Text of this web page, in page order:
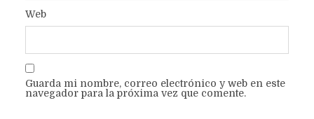
Web
Guarda mi nombre, correo electrónico y web en este
navegador para la próxima vez que comente.